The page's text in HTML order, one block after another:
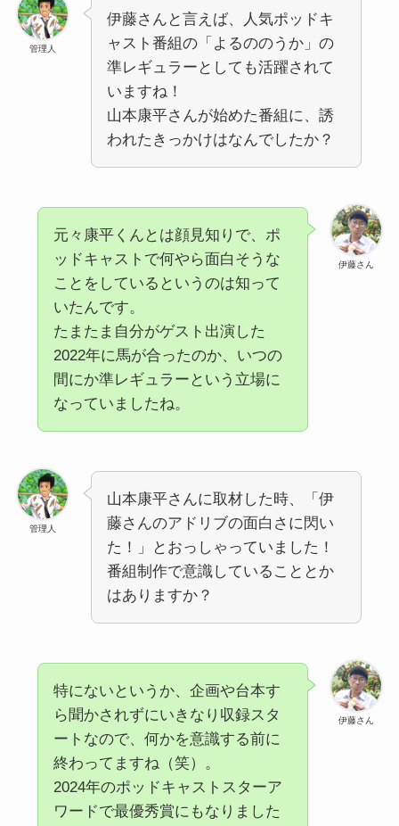
管理人
伊藤さんと言えば、人気ポッドキ
ャスト番組の「よるののうか」の
準レギュラーとしても活躍されて
いますね！
山本康平さんが始めた番組に、誘
われたきっかけはなんでしたか？
伊藤さん
元々康平くんとは顔見知りで、ポ
ッドキャストで何やら面白そうな
ことをしているというのは知って
いたんです。
たまたま自分がゲスト出演した
2022年に馬が合ったのか、いつの
間にか準レギュラーという立場に
なっていましたね。
管理人
山本康平さんに取材した時、「伊
藤さんのアドリブの面白さに閃い
た！」とおっしゃっていました！
番組制作で意識していることとか
はありますか？
伊藤さん
特にないというか、企画や台本す
ら聞かされずにいきなり収録スタ
ートなので、何かを意識する前に
終わってますね（笑）。
2024年のポッドキャストスターア
ワードで最優秀賞にもなりました